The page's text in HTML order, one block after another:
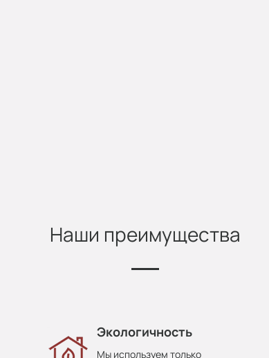
Наши преимущества
Экологичность
Мы используем только